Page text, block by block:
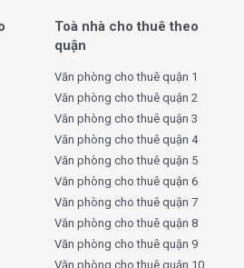
Toà nhà cho thuê theo
quận
Văn phòng cho thuê quận 1
Văn phòng cho thuê quận 2
Văn phòng cho thuê quận 3
Văn phòng cho thuê quận 4
Văn phòng cho thuê quận 5
Văn phòng cho thuê quận 6
Văn phòng cho thuê quận 7
Văn phòng cho thuê quận 8
Văn phòng cho thuê quận 9
Văn phòng cho thuê quận 10